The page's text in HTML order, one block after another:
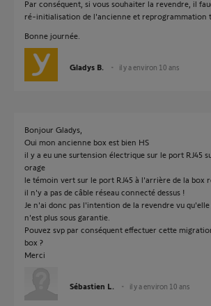
Par conséquent, si vous souhaiter la revendre, il
ré-initialisation de l'ancienne et reprogrammation
Bonne journée.
Gladys B. il y a environ 10 ans
Bonjour Gladys,
Oui mon ancienne box est bien HS
il y a eu une surtension électrique sur le port RJ45
orage
le témoin vert sur le port RJ45 à l'arrière de la box
il n'y a pas de câble réseau connecté dessus !
Je n'ai donc pas l'intention de la revendre vu
n'est plus sous garantie.
Pouvez svp par conséquent effectuer cette
box ?
Merci
Sébastien L. il y a environ 10 ans